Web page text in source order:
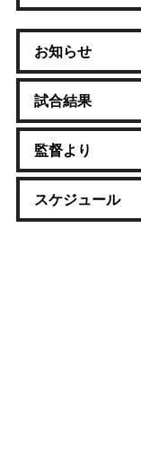
お知らせ
試合結果
監督より
スケジュール